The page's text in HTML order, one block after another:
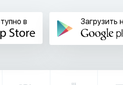
в Загрузить